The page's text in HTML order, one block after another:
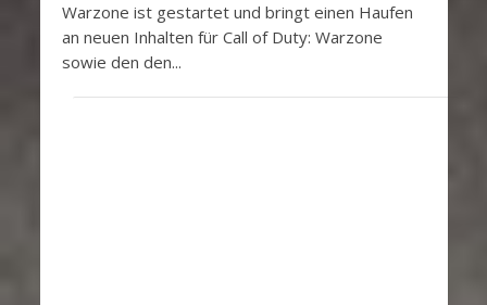
Warzone ist gestartet und bringt einen Haufen
an neuen Inhalten für Call of Duty: Warzone
sowie den den...